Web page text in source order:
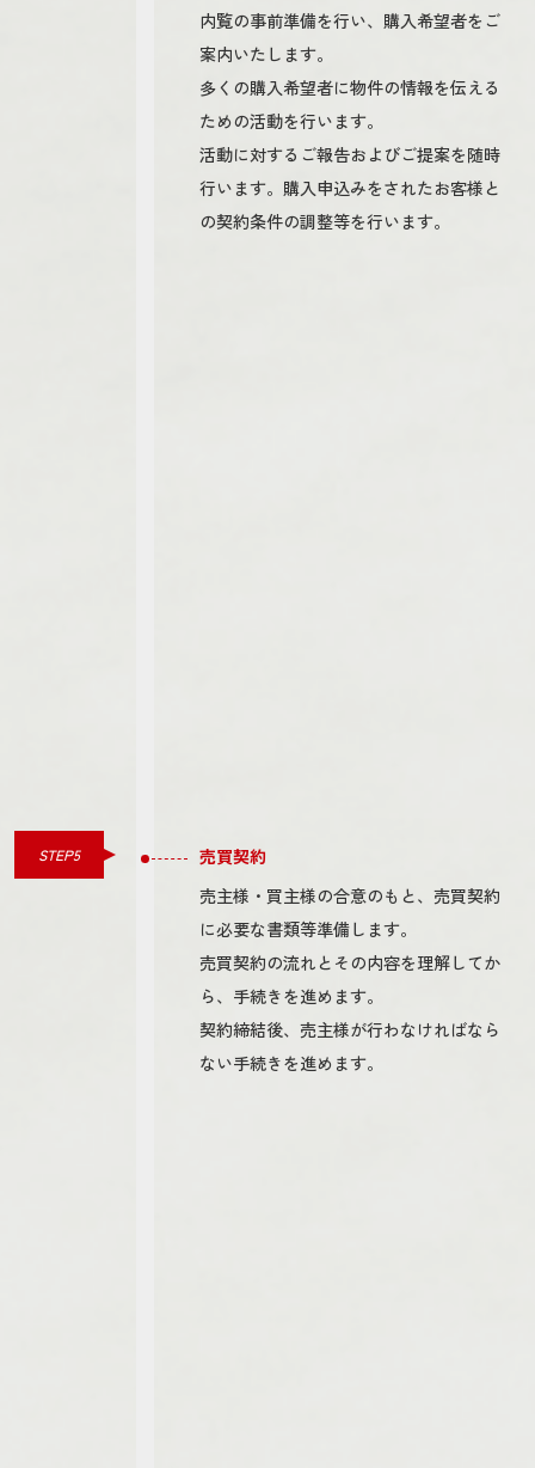
内覧の事前準備を行い、購入希望者をご
案内いたします。
多くの購入希望者に物件の情報を伝える
ための活動を行います。
活動に対するご報告およびご提案を随時
行います。購入申込みをされたお客様と
の契約条件の調整等を行います。
STEP5
売買契約
売主様・買主様の合意のもと、売買契約
に必要な書類等準備します。
売買契約の流れとその内容を理解してか
ら、手続きを進めます。
契約締結後、売主様が行わなければなら
ない手続きを進めます。